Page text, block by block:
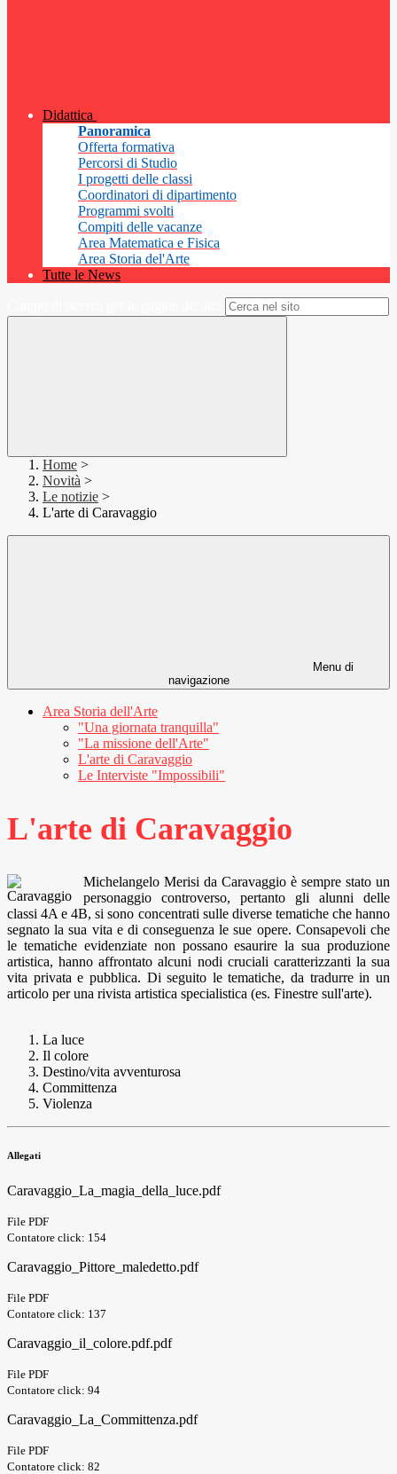
Didattica
Panoramica
Offerta formativa
Percorsi di Studio
I progetti delle classi
Coordinatori di dipartimento
Programmi svolti
Compiti delle vacanze
Area Matematica e Fisica
Area Storia del'Arte
Tutte le News
Home >
Novità >
Le notizie >
L'arte di Caravaggio
Menu di
navigazione
Area Storia dell'Arte
"Una giornata tranquilla"
"La missione dell'Arte"
L'arte di Caravaggio
Le Interviste "Impossibili"
L'arte di Caravaggio
Michelangelo Merisi da Caravaggio è sempre stato un
personaggio controverso, pertanto gli alunni delle
classi 4A e 4B, si sono concentrati sulle diverse tematiche che hanno
segnato la sua vita e di conseguenza le sue opere. Consapevoli che
le tematiche evidenziate non possano esaurire la sua produzione
artistica, hanno affrontato alcuni nodi cruciali caratterizzanti la sua
vita privata e pubblica. Di seguito le tematiche, da tradurre in un
articolo per una rivista artistica specialistica (es. Finestre sull'arte).
La luce
Il colore
Destino/vita avventurosa
Committenza
Violenza
Allegati
Caravaggio_La_magia_della_luce.pdf
File PDF
Contatore click: 154
Caravaggio_Pittore_maledetto.pdf
File PDF
Contatore click: 137
Caravaggio_il_colore.pdf.pdf
File PDF
Contatore click: 94
Caravaggio_La_Committenza.pdf
File PDF
Contatore click: 82